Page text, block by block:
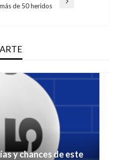
de 50 heridos
y chances de este